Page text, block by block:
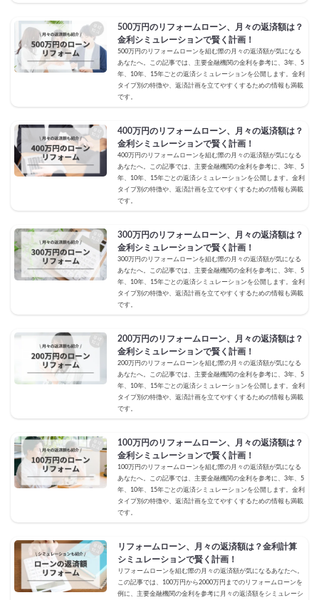
500万円のリフォームローン、月々の返済額は？
金利シミュレーションで賢く計画！
500万円のリフォームローンを組む際の月々の返済額が気になる
あなたへ。この記事では、主要金融機関の金利を参考に、3年、5
年、10年、15年ごとの返済シミュレーションを公開します。金利
タイプ別の特徴や、返済計画を立てやすくするための情報も満載
です。
400万円のリフォームローン、月々の返済額は？
金利シミュレーションで賢く計画！
400万円のリフォームローンを組む際の月々の返済額が気になる
あなたへ。この記事では、主要金融機関の金利を参考に、3年、5
年、10年、15年ごとの返済シミュレーションを公開します。金利
タイプ別の特徴や、返済計画を立てやすくするための情報も満載
です。
300万円のリフォームローン、月々の返済額は？
金利シミュレーションで賢く計画！
300万円のリフォームローンを組む際の月々の返済額が気になる
あなたへ。この記事では、主要金融機関の金利を参考に、3年、5
年、10年、15年ごとの返済シミュレーションを公開します。金利
タイプ別の特徴や、返済計画を立てやすくするための情報も満載
です。
200万円のリフォームローン、月々の返済額は？
金利シミュレーションで賢く計画！
200万円のリフォームローンを組む際の月々の返済額が気になる
あなたへ。この記事では、主要金融機関の金利を参考に、3年、5
年、10年、15年ごとの返済シミュレーションを公開します。金利
タイプ別の特徴や、返済計画を立てやすくするための情報も満載
です。
100万円のリフォームローン、月々の返済額は？
金利シミュレーションで賢く計画！
100万円のリフォームローンを組む際の月々の返済額が気になる
あなたへ。この記事では、主要金融機関の金利を参考に、3年、5
年、10年、15年ごとの返済シミュレーションを公開します。金利
タイプ別の特徴や、返済計画を立てやすくするための情報も満載
です。
リフォームローン、月々の返済額は？金利計算
シミュレーションで賢く計画！
リフォームローンを組む際の月々の返済額が気になるあなたへ。
この記事では、100万円から2000万円までのリフォームローンを
例に、主要金融機関の金利を参考に月々の返済額をシミュレーシ